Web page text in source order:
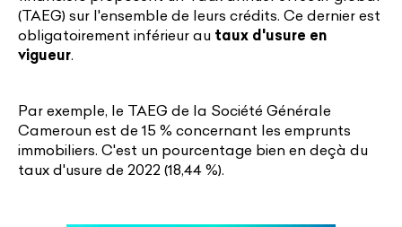
(TAEG) sur l'ensemble de leurs crédits. Ce dernier est
obligatoirement inférieur au taux d'usure en
vigueur.
Par exemple, le TAEG de la Société Générale
Cameroun est de 15 % concernant les emprunts
immobiliers. C'est un pourcentage bien en deçà du
taux d'usure de 2022 (18,44 %).